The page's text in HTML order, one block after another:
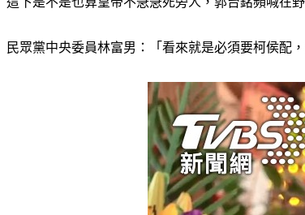
民眾黨中央委員林富男：「看來就是必須要柯侯配